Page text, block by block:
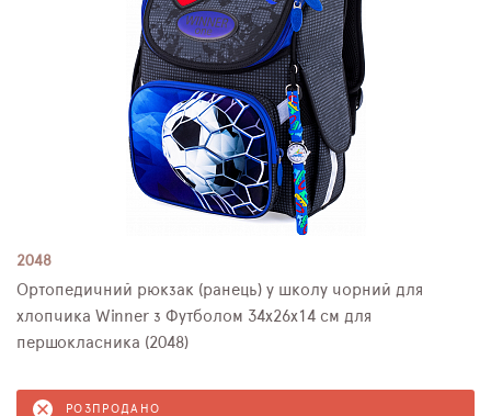
2048
Ортопедичний рюкзак (ранець) у школу чорний для
хлопчика Winner з Футболом 34х26х14 см для
першокласника (2048)
РОЗПРОДАНО